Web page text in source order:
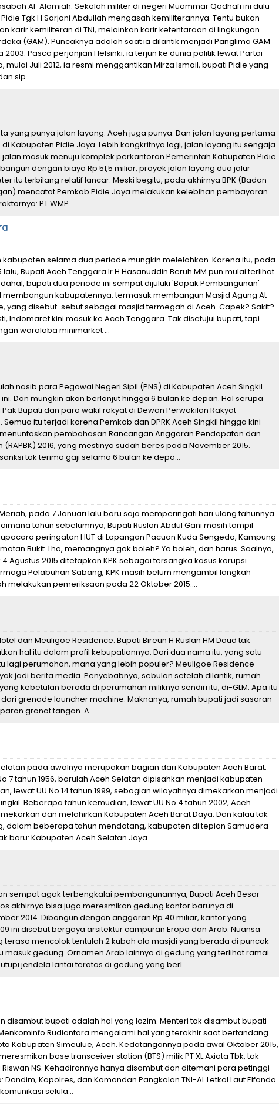
Al-Alamiah. Sekolah militer di negeri Muammar Qadhafi ini dulu
Tgk H Sarjani Abdullah mengasah kemiliterannya. Tentu bukan
karir kemiliteran di TNI, melainkan karir ketentaraan di lingkungan
(GAM). Puncaknya adalah saat ia dilantik menjadi Panglima GAM
2003. Pasca perjanjian Helsinki, ia terjun ke dunia politik lewat Partai
mulai Juli 2012, ia resmi menggantikan Mirza Ismail, bupati Pidie yang
sip...
yang punya jalan layang. Aceh juga punya. Dan jalan layang pertama
Kabupaten Pidie Jaya. Lebih kongkritnya lagi, jalan layang itu sengaja
masuk menuju komplek perkantoran Pemerintah Kabupaten Pidie
dengan biaya Rp 51,5 miliar, proyek jalan layang dua jalur
itu terbilang relatif lancar. Meski begitu, pada akhirnya BPK (Badan
mencatat Pemkab Pidie Jaya melakukan kelebihan pembayaran
PT WMP. ...
selama dua periode mungkin melelahkan. Karena itu, pada
lalu, Bupati Aceh Tenggara Ir H Hasanuddin Beruh MM pun mulai terlihat
bupati dua periode ini sempat dijuluki 'Bapak Pembangunan'
kabupatennya: termasuk membangun Masjid Agung At-
yang disebut-sebut sebagai masjid termegah di Aceh. Capek? Sakit?
Indomaret kini masuk ke Aceh Tenggara. Tak disetujui bupati, tapi
waralaba minimarket ...
nasib para Pegawai Negeri Sipil (PNS) di Kabupaten Aceh Singkil
ini. Dan mungkin akan berlanjut hingga 6 bulan ke depan. Hal serupa
Bupati dan para wakil rakyat di Dewan Perwakilan Rakyat
Semua itu terjadi karena Pemkab dan DPRK Aceh Singkil hingga kini
pembahasan Rancangan Anggaran Pendapatan dan
2016, yang mestinya sudah beres pada November 2015.
tak terima gaji selama 6 bulan ke depa...
pada 7 Januari lalu baru saja memperingati hari ulang tahunnya
tahun sebelumnya, Bupati Ruslan Abdul Gani masih tampil
peringatan HUT di Lapangan Pacuan Kuda Sengeda, Kampung
Bukit. Lho, memangnya gak boleh? Ya boleh, dan harus. Soalnya,
Agustus 2015 ditetapkan KPK sebagai tersangka kasus korupsi
Pelabuhan Sabang, KPK masih belum mengambil langkah
melakukan pemeriksaan pada 22 Oktober 2015....
dan Meuligoe Residence. Bupati Bireun H Ruslan HM Daud tak
hal itu dalam profil kebupatiannya. Dari dua nama itu, yang satu
lagi perumahan, mana yang lebih populer? Meuligoe Residence
jadi berita media. Penyebabnya, sebulan setelah dilantik, rumah
kebetulan berada di perumahan miliknya sendiri itu, di-GLM. Apa itu
dari grenade launcher machine. Maknanya, rumah bupati jadi sasaran
granat tangan. A...
pada awalnya merupakan bagian dari Kabupaten Aceh Barat.
7 tahun 1956, barulah Aceh Selatan dipisahkan menjadi kabupaten
lewat UU No 14 tahun 1999, sebagian wilayahnya dimekarkan menjadi
Beberapa tahun kemudian, lewat UU No 4 tahun 2002, Aceh
dan melahirkan Kabupaten Aceh Barat Daya. Dan kalau tak
dalam beberapa tahun mendatang, kabupaten di tepian Samudera
baru: Kabupaten Aceh Selatan Jaya. ...
sempat agak terbengkalai pembangunannya, Bupati Aceh Besar
akhirnya bisa juga meresmikan gedung kantor barunya di
2014. Dibangun dengan anggaran Rp 40 miliar, kantor yang
ini disebut bergaya arsitektur campuran Eropa dan Arab. Nuansa
terasa mencolok tentulah 2 kubah ala masjdi yang berada di puncak
masuk gedung. Ornamen Arab lainnya di gedung yang terlihat ramai
jendela lantai teratas di gedung yang berl...
disambut bupati adalah hal yang lazim. Menteri tak disambut bupati
Rudiantara mengalami hal yang terakhir saat bertandang
Kabupaten Simeulue, Aceh. Kedatangannya pada awal Oktober 2015,
base transceiver station (BTS) milik PT XL Axiata Tbk, tak
NS. Kehadirannya hanya disambut dan ditemani para petinggi
Kapolres, dan Komandan Pangkalan TNI-AL Letkol Laut Elfanda.
selula...